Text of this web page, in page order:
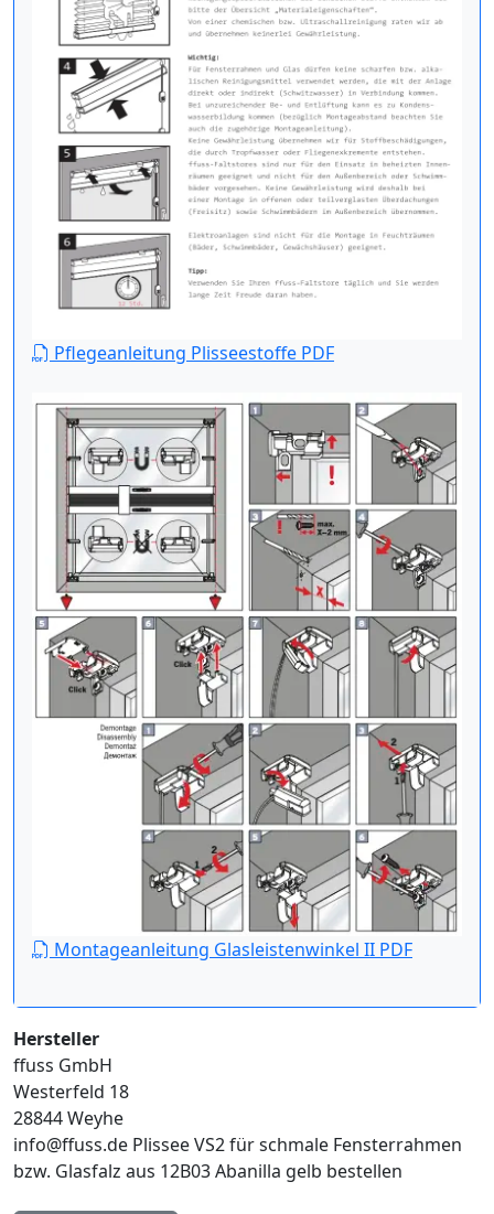
Pflegeanleitung Plisseestoffe PDF
Montageanleitung Glasleistenwinkel II PDF
Hersteller
ffuss GmbH
Westerfeld 18
28844 Weyhe
info@ffuss.de Plissee VS2 für schmale Fensterrahmen
bzw. Glasfalz aus 12B03 Abanilla gelb bestellen